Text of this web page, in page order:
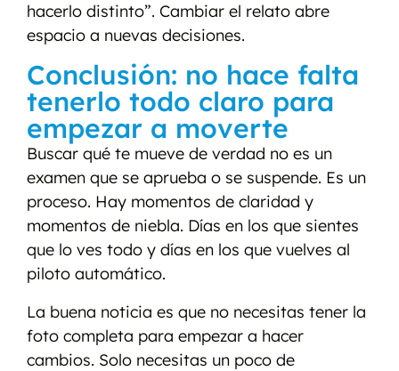
hacerlo distinto”. Cambiar el relato abre
espacio a nuevas decisiones.
Conclusión: no hace falta
tenerlo todo claro para
empezar a moverte
Buscar qué te mueve de verdad no es un
examen que se aprueba o se suspende. Es un
proceso. Hay momentos de claridad y
momentos de niebla. Días en los que sientes
que lo ves todo y días en los que vuelves al
piloto automático.
La buena noticia es que no necesitas tener la
foto completa para empezar a hacer
cambios. Solo necesitas un poco de